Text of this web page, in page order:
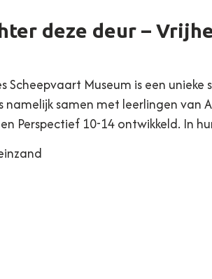
deze deur –
Scheepvaart Museum is een
namelijk samen met leerlingen van
Perspectief 10-14 ontwikkeld. In